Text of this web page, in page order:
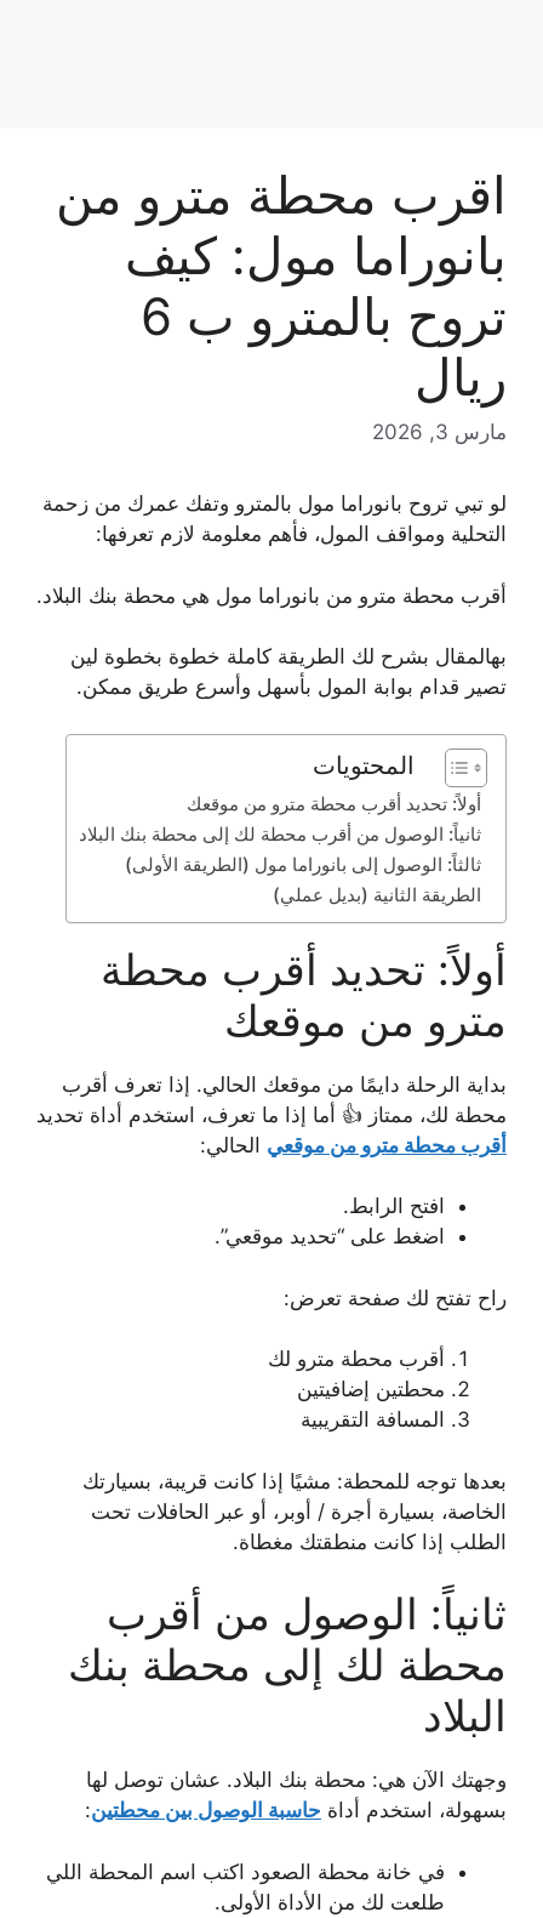
اقرب محطة مترو من
بانوراما مول: كيف
تروح بالمترو ب 6
ريال
مارس 3, 2026
لو تبي تروح بانوراما مول بالمترو وتفك عمرك من زحمة
التحلية ومواقف المول، فأهم معلومة لازم تعرفها:
أقرب محطة مترو من بانوراما مول هي محطة بنك البلاد.
بهالمقال بشرح لك الطريقة كاملة خطوة بخطوة لين
تصير قدام بوابة المول بأسهل وأسرع طريق ممكن.
المحتويات
أولاً: تحديد أقرب محطة مترو من موقعك
ثانياً: الوصول من أقرب محطة لك إلى محطة بنك البلاد
ثالثاً: الوصول إلى بانوراما مول (الطريقة الأولى)
الطريقة الثانية (بديل عملي)
أولاً: تحديد أقرب محطة
مترو من موقعك
بداية الرحلة دايمًا من موقعك الحالي. إذا تعرف أقرب
محطة لك، ممتاز 👍 أما إذا ما تعرف، استخدم أداة تحديد
أقرب محطة مترو من موقعي الحالي:
افتح الرابط.
اضغط على “تحديد موقعي”.
راح تفتح لك صفحة تعرض:
أقرب محطة مترو لك
محطتين إضافيتين
المسافة التقريبية
بعدها توجه للمحطة: مشيًا إذا كانت قريبة، بسيارتك
الخاصة، بسيارة أجرة / أوبر، أو عبر الحافلات تحت
الطلب إذا كانت منطقتك مغطاة.
ثانياً: الوصول من أقرب
محطة لك إلى محطة بنك
البلاد
وجهتك الآن هي: محطة بنك البلاد. عشان توصل لها
بسهولة، استخدم أداة حاسبة الوصول بين محطتين:
في خانة محطة الصعود اكتب اسم المحطة اللي
طلعت لك من الأداة الأولى.